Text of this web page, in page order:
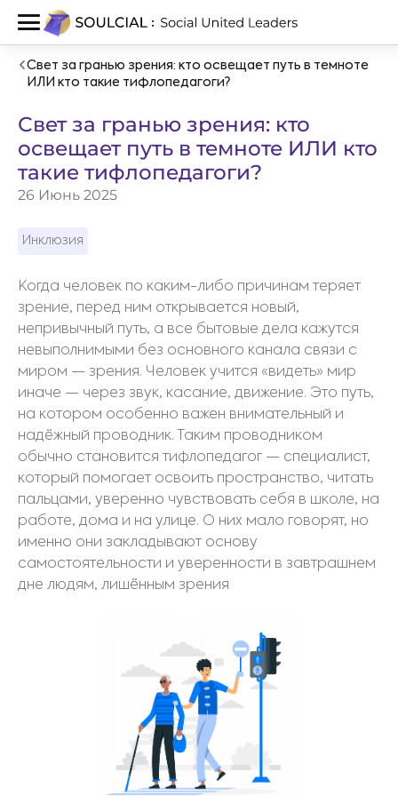
Свет за гранью зрения: кто освещает путь в темноте
ИЛИ кто такие тифлопедагоги?
Свет за гранью зрения: кто
освещает путь в темноте ИЛИ кто
такие тифлопедагоги?
26 Июнь 2025
Инклюзия
Когда человек по каким-либо причинам теряет
зрение, перед ним открывается новый,
непривычный путь, а все бытовые дела кажутся
невыполнимыми без основного канала связи с
миром — зрения. Человек учится «видеть» мир
иначе — через звук, касание, движение. Это путь,
на котором особенно важен внимательный и
надёжный проводник. Таким проводником
обычно становится тифлопедагог — специалист,
который помогает освоить пространство, читать
пальцами, уверенно чувствовать себя в школе, на
работе, дома и на улице. О них мало говорят, но
именно они закладывают основу
самостоятельности и уверенности в завтрашнем
дне людям, лишённым зрения